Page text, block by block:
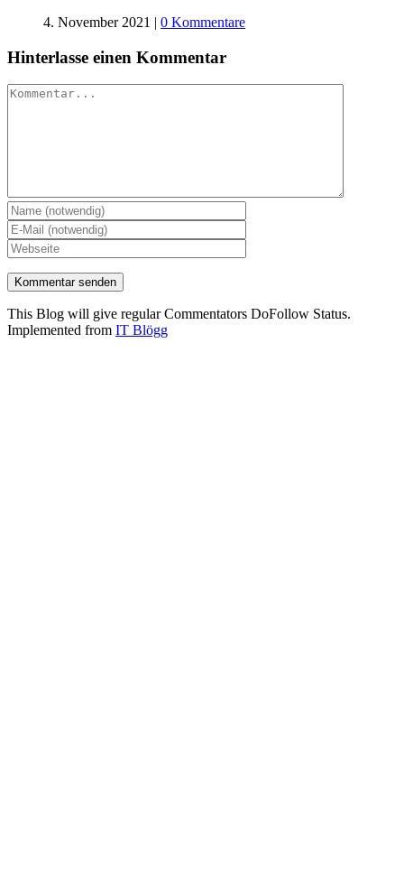
4. November 2021 | 0 Kommentare
Hinterlasse einen Kommentar
Kommentar
This Blog will give regular Commentators DoFollow Status.
Implemented from IT Blögg